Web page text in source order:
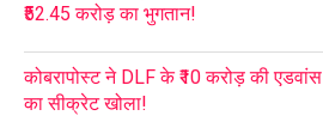
₹52.45 करोड़ का भुगतान!
कोबरापोस्ट ने DLF के ₹10 करोड़ की
का सीक्रेट खोला!